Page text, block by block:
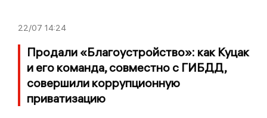
22/07 14:24
Продали «Благоустройство»: как Куцак
и его команда, совместно с ГИБДД,
совершили коррупционную
приватизацию